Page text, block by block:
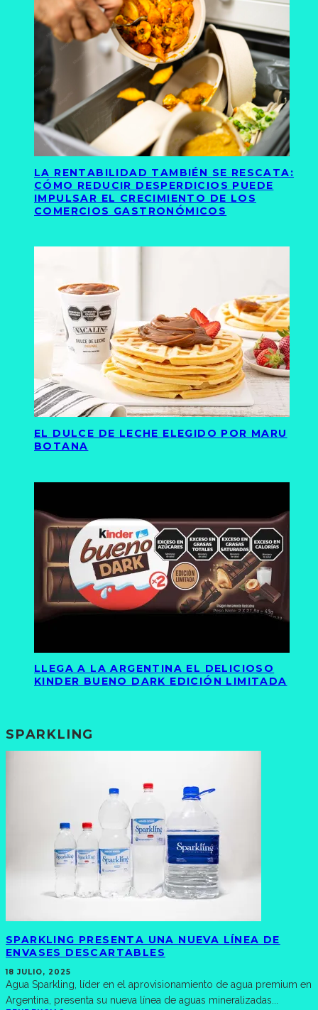
LA RENTABILIDAD TAMBIÉN SE RESCATA:
CÓMO REDUCIR DESPERDICIOS PUEDE
IMPULSAR EL CRECIMIENTO DE LOS
COMERCIOS GASTRONÓMICOS
EL DULCE DE LECHE ELEGIDO POR MARU
BOTANA
LLEGA A LA ARGENTINA EL DELICIOSO
KINDER BUENO DARK EDICIÓN LIMITADA
SPARKLING
SPARKLING PRESENTA UNA NUEVA LÍNEA DE
ENVASES DESCARTABLES
18 JULIO, 2025
Agua Sparkling, líder en el aprovisionamiento de agua premium en
Argentina, presenta su nueva línea de aguas mineralizadas